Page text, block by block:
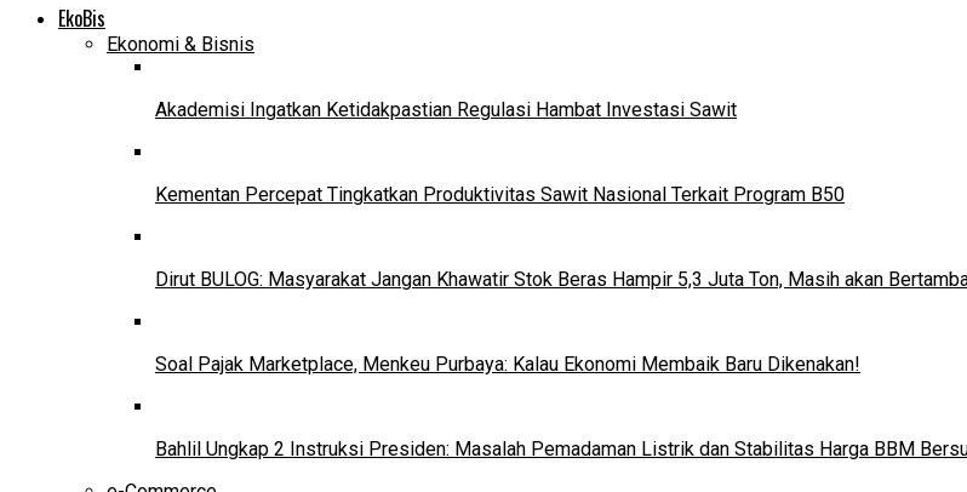
EkoBis
Ekonomi & Bisnis
Akademisi Ingatkan Ketidakpastian Regulasi Hambat Investasi Sawit
Kementan Percepat Tingkatkan Produktivitas Sawit Nasional Terkait Program B50
Dirut BULOG: Masyarakat Jangan Khawatir Stok Beras Hampir 5,3 Juta Ton, Masih akan
Soal Pajak Marketplace, Menkeu Purbaya: Kalau Ekonomi Membaik Baru Dikenakan!
Bahlil Ungkap 2 Instruksi Presiden: Masalah Pemadaman Listrik dan Stabilitas Harga BBM